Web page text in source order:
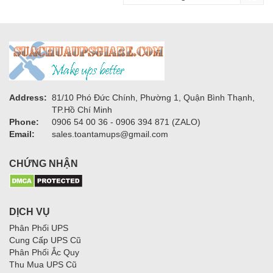
Address: 81/10 Phó Đức Chính, Phường 1, Quận Bình Thạnh,
TP.Hồ Chí Minh
Phone:
0906 54 00 36 - 0906 394 871 (ZALO)
Email:
sales.toantamups@gmail.com
CHỨNG NHẬN
DỊCH VỤ
Phân Phối UPS
Cung Cấp UPS Cũ
Phân Phối Ắc Quy
Thu Mua UPS Cũ